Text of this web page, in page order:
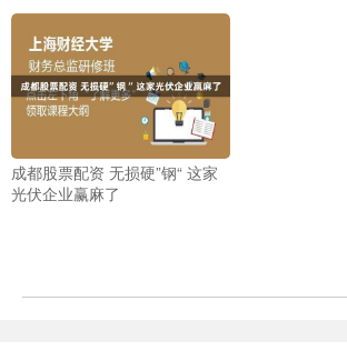
成都股票配资 无损硬”钢“ 这家
光伏企业赢麻了